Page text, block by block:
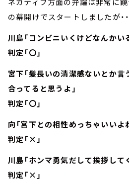
の幕開けでスタートしましたが・・
川島「コンビニいくけどなんかい
判定「〇」
宮下「髪長いの清潔感ないとか言
合ってると思うよ」
判定「〇」
向「宮下との相性めっちゃいいよ
判定「×」
川島「ホンマ勇気だして挨拶して
判定「×」